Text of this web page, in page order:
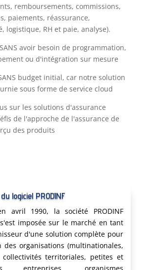
remboursements, commissions,
paiements, réassurance,
logistique, RH et paie, analyse).
avoir besoin de programmation,
ou d'intégration sur mesure
budget initial, car notre solution
sous forme de service cloud
sur les solutions d'assurance
de l'approche de l'assurance de
des produits
logiciel PRODINF
avril 1990, la société PRODINF
imposée sur le marché en tant
d'une solution complète pour
des organisations (multinationales,
collectivités territoriales, petites et